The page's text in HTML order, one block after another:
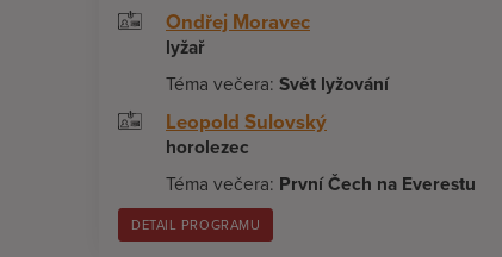
Ondřej Moravec
lyžař
Téma večera: Svět lyžování
Leopold Sulovský
horolezec
Téma večera: První Čech na Everestu
DETAIL PROGRAMU